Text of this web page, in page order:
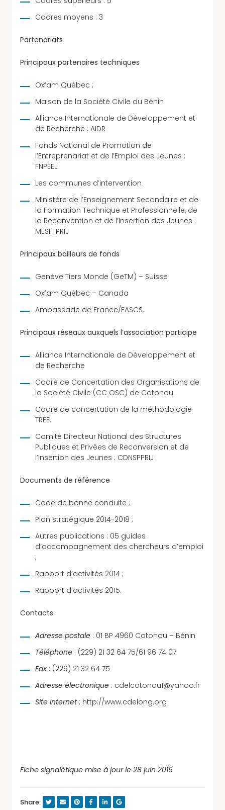
Cadres moyens : 3
Partenariats
Principaux partenaires techniques
Oxfam Québec ;
Maison de la Société Civile du Bénin
Alliance Internationale de Développement et
de Recherche : AIDR
Fonds National de Promotion de
l’Entreprenariat et de l’Emploi des Jeunes :
FNPEEJ
Les communes d’intervention
Ministère de l’Enseignement Secondaire et de
la Formation Technique et Professionnelle, de
la Reconvention et de l’Insertion des Jeunes :
MESFTPRIJ
Principaux bailleurs de fonds
Genève Tiers Monde (GeTM) – Suisse
Oxfam Québec – Canada
Ambassade de France/FASCS.
Principaux réseaux auxquels l’association participe
Alliance Internationale de Développement et
de Recherche
Cadre de Concertation des Organisations de
la Société Civile (CC OSC) de Cotonou.
Cadre de concertation de la méthodologie
TREE.
Comité Directeur National des Structures
Publiques et Privées de Reconversion et de
l’Insertion des Jeunes : CDNSPPRIJ
Documents de référence
Code de bonne conduite ;
Plan stratégique 2014-2018 ;
Autres publications : 05 guides
d’accompagnement des chercheurs d’emploi
;
Rapport d’activités 2014 ;
Rapport d’activités 2015.
Contacts
Adresse postale : 01 BP 4960 Cotonou – Bénin
Téléphone : (229) 21 32 64 75/61 96 74 07
Fax : (229) 21 32 64 75
Adresse électronique : cdelcotonou1@yahoo.fr
Site internet: http://www.cdelong.org
Fiche signalétique mise à jour le 28 juin 2016
Share: